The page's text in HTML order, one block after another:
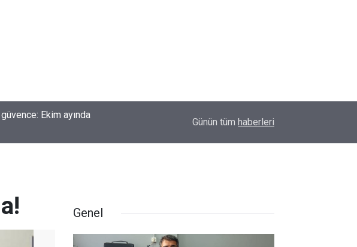
ayında
Diyarbakır'da yürek ısıtan anlar: İlk kez doğum
Günün tüm haberleri
Genel